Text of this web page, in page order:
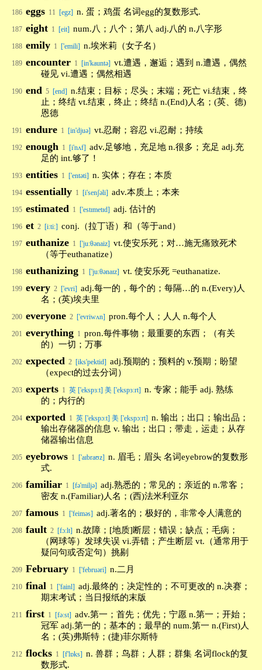
186 eggs 11 [egz] n. 蛋；鸡蛋 名词egg的复数形式.
187 eight 1 [eit] num.八；八个；第八 adj.八的 n.八字形
188 emily 1 ['emili] n.埃米莉（女子名）
189 encounter 1 [in'kauntə] vt.遭遇，邂逅；遇到 n.遭遇，偶然
碰见 vi.遭遇；偶然相遇
190 end 5 [end] n.结束；目标；尽头；末端；死亡 vi.结束，终
止；终结 vt.结束，终止；终结 n.(End)人名；(英、德)
恩德
191 endure 1 [in'djuə] vt.忍耐；容忍 vi.忍耐；持续
192 enough 1 [i'nʌf] adv.足够地，充足地 n.很多；充足 adj.充
足的 int.够了！
193 entities 1 ['entəti] n. 实体；存在；本质
194 essentially 1 [i'senʃəli] adv.本质上；本来
195 estimated 1 ['estɪmetɪd] adj. 估计的
196 et 2 [i:ti:] conj.（拉丁语）和（等于and）
197 euthanize 1 ['ju:θənaiz] vt.使安乐死；对…施无痛致死术
（等于euthanatize）
198 euthanizing 1 ['juːθənaɪz] vt. 使安乐死 =euthanatize.
199 every 2 ['evri] adj.每一的，每个的；每隔…的 n.(Every)人
名；(英)埃夫里
200 everyone 2 ['evriwʌn] pron.每个人；人人 n.每个人
201 everything 1 pron.每件事物；最重要的东西；（有关
的）一切；万事
202 expected 2 [iks'pektid] adj.预期的；预料的 v.预期；盼望
（expect的过去分词）
203 experts 1 英 ['ekspɜːt] 美 ['ekspɜːrt] n. 专家；能手 adj. 熟练
的；内行的
204 exported 1 英 ['ekspɔːt] 美 ['ekspɔːrt] n. 输出；出口；输出品；
输出存储器的信息 v. 输出；出口；带走，运走；从存
储器输出信息
205 eyebrows 1 ['aɪbraʊz] n. 眉毛；眉头 名词eyebrow的复数形
式.
206 familiar 1 [fə'miljə] adj.熟悉的；常见的；亲近的 n.常客；
密友 n.(Familiar)人名；(西)法米利亚尔
207 famous 1 ['feiməs] adj.著名的；极好的，非常令人满意的
208 fault 2 [fɔ:lt] n.故障；[地质]断层；错误；缺点；毛病；
（网球等）发球失误 vi.弄错；产生断层 vt.（通常用于
疑问句或否定句）挑剔
209 February 1 ['februəri] n.二月
210 final 1 ['fainl] adj.最终的；决定性的；不可更改的 n.决赛；
期末考试；当日报纸的末版
211 first 1 [fə:st] adv.第一；首先；优先；宁愿 n.第一；开始；
冠军 adj.第一的；基本的；最早的 num.第一 n.(First)人
名；(英)弗斯特；(捷)菲尔斯特
212 flocks 1 [f'lɒks] n. 兽群；鸟群；人群；群集 名词flock的复
数形式.